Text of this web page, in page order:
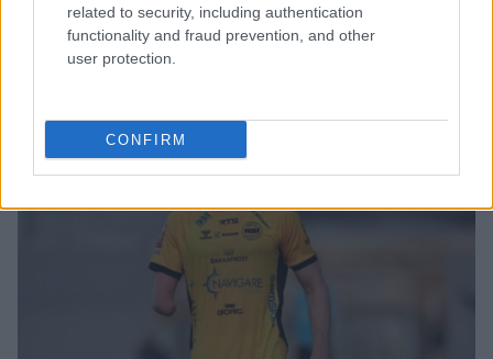
related to security, including authentication
functionality and fraud prevention, and other
user protection.
CONFIRM